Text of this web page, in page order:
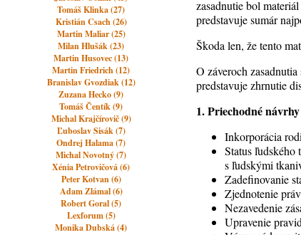
Tomáš Klinka (27)
Kristián Csach (26)
Martin Maliar (25)
Milan Hlušák (23)
Martin Husovec (13)
Martin Friedrich (12)
Branislav Gvozdiak (12)
Zuzana Hecko (9)
Tomáš Čentík (9)
Michal Krajčírovič (9)
Ľuboslav Sisák (7)
Ondrej Halama (7)
Michal Novotný (7)
Xénia Petrovičová (6)
Peter Kotvan (6)
Adam Zlámal (6)
Robert Goral (5)
Lexforum (5)
Monika Dubská (4)
zasadnutie bol
predstavuje sumár
Škoda len, že tento
O záveroch
predstavuje zhrnutie
1. Priechodné
Inkorporácia
Status
s ľudskými
Zadefinovanie
Zjednotenie
Nezavedenie
Upravenie